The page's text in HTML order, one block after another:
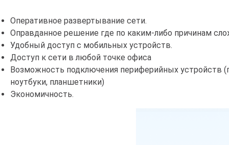
Оперативное развертывание сети.
Оправданное решение где по каким-либо причинам
Удобный доступ с мобильных устройств.
Доступ к сети в любой точке офиса
Возможность подключения периферийных устройств
ноутбуки, планшетники)
Экономичность.